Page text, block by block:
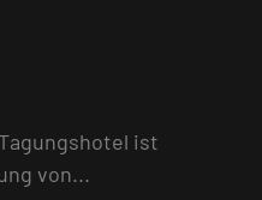
ist
von...